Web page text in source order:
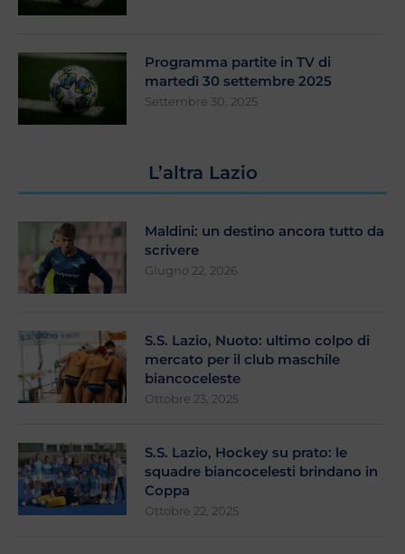
Programma partite in TV di
martedì 30 settembre 2025
Settembre 30, 2025
L’altra Lazio
Maldini: un destino ancora tutto da
scrivere
Giugno 22, 2026
S.S. Lazio, Nuoto: ultimo colpo di
mercato per il club maschile
biancoceleste
Ottobre 23, 2025
S.S. Lazio, Hockey su prato: le
squadre biancocelesti brindano in
Coppa
Ottobre 22, 2025